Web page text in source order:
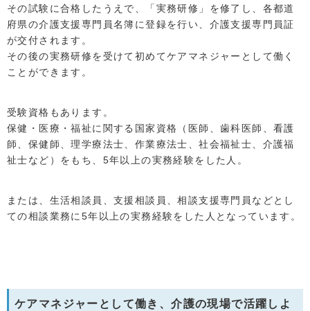
その試験に合格したうえで、「実務研修」を修了し、各都道
府県の介護支援専門員名簿に登録を行い、介護支援専門員証
が交付されます。
その後の実務研修を受けて初めてケアマネジャーとして働く
ことができます。
受験資格もあります。
保健・医療・福祉に関する国家資格（医師、歯科医師、看護
師、保健師、理学療法士、作業療法士、社会福祉士、介護福
祉士など）をもち、5年以上の実務経験をした人。
または、生活相談員、支援相談員、相談支援専門員などとし
ての相談業務に5年以上の実務経験をした人となっています。
ケアマネジャーとして働き、介護の現場で活躍しよ